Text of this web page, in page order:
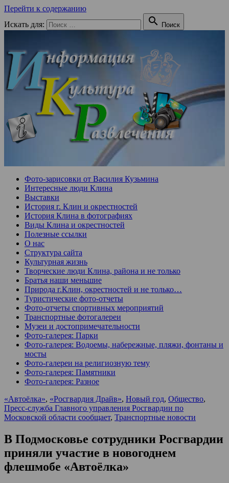
Перейти к содержанию
Искать для:
 Поиск
Фото-зарисовки от Василия Кузьмина
Интересные люди Клина
Выставки
История г. Клин и окрестностей
История Клина в фотографиях
Виды Клина и окрестностей
Полезные ссылки
О нас
Структура сайта
Культурная жизнь
Творческие люди Клина, района и не только
Братья наши меньшие
Природа г.Клин, окрестностей и не только…
Туристические фото-отчеты
Фото-отчеты спортивных мероприятий
Транспортные фотогалереи
Музеи и достопримечательности
Фото-галерея: Парки
Фото-галерея: Водоемы, набережные, пляжи, фонтаны и
мосты
Фото-галереи на религиозную тему
Фото-галерея: Памятники
Фото-галерея: Разное
«Автоёлка», «Росгвардия Драйв», Новый год, Общество,
Пресс-служба Главного управления Росгвардии по
Московской области сообщает, Транспортные новости
В Подмосковье сотрудники Росгвардии
приняли участие в новогоднем
флешмобе «Автоёлка»